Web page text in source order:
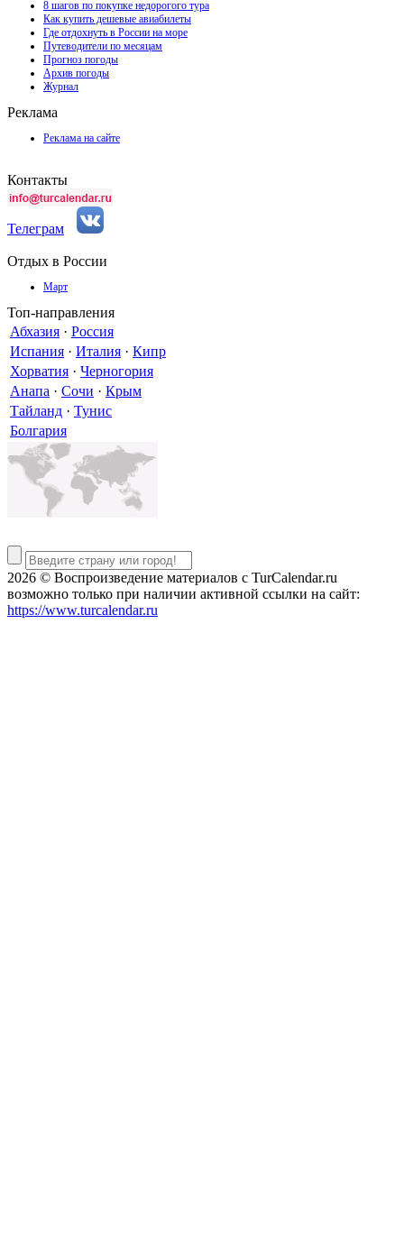
8 шагов по покупке недорогого тура
Как купить дешевые авиабилеты
Где отдохнуть в России на море
Путеводители по месяцам
Прогноз погоды
Архив погоды
Журнал
Реклама
Реклама на сайте
Контакты
Телеграм
Отдых в России
Март
Топ-направления
Абхазия · Россия
Испания · Италия · Кипр
Хорватия · Черногория
Анапа · Сочи · Крым
Тайланд · Тунис
Болгария
2026 © Воспроизведение материалов c TurCalendar.ru
возможно только при наличии активной ссылки на сайт:
https://www.turcalendar.ru